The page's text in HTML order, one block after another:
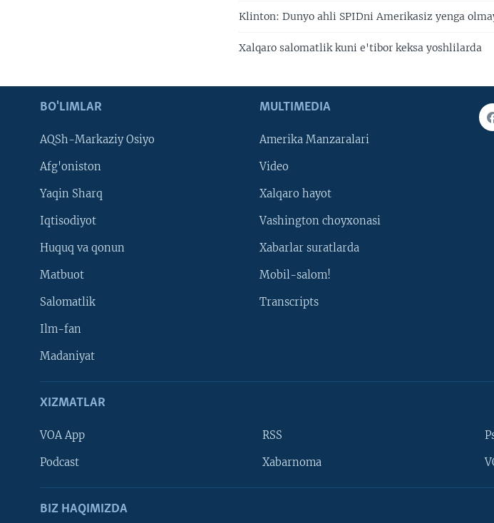
Klinton: Dunyo ahli SPIDni Amerikasiz yenga
Xalqaro salomatlik kuni e'tibor keksa yoshlilarda
BO'LIMLAR
AQSh-Markaziy Osiyo
Afg'oniston
Yaqin Sharq
Iqtisodiyot
Huquq va qonun
Matbuot
Salomatlik
Ilm-fan
Madaniyat
MULTIMEDIA
Amerika Manzaralari
Video
Xalqaro hayot
Vashington choyxonasi
Xabarlar suratlarda
Mobil-salom!
Transcripts
XIZMATLAR
VOA App
Podcast
RSS
Xabarnoma
BIZ HAQIMIZDA